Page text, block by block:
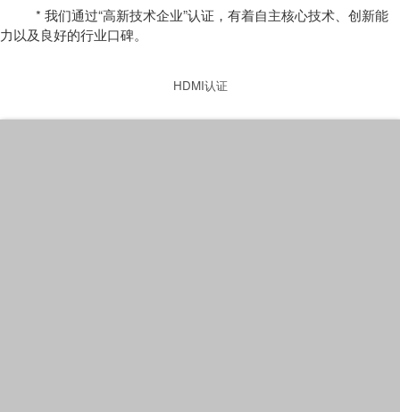
* 我们通过“高新技术企业”认证，有着自主核心技术、创新能
力以及良好的行业口碑。
HDMI认证